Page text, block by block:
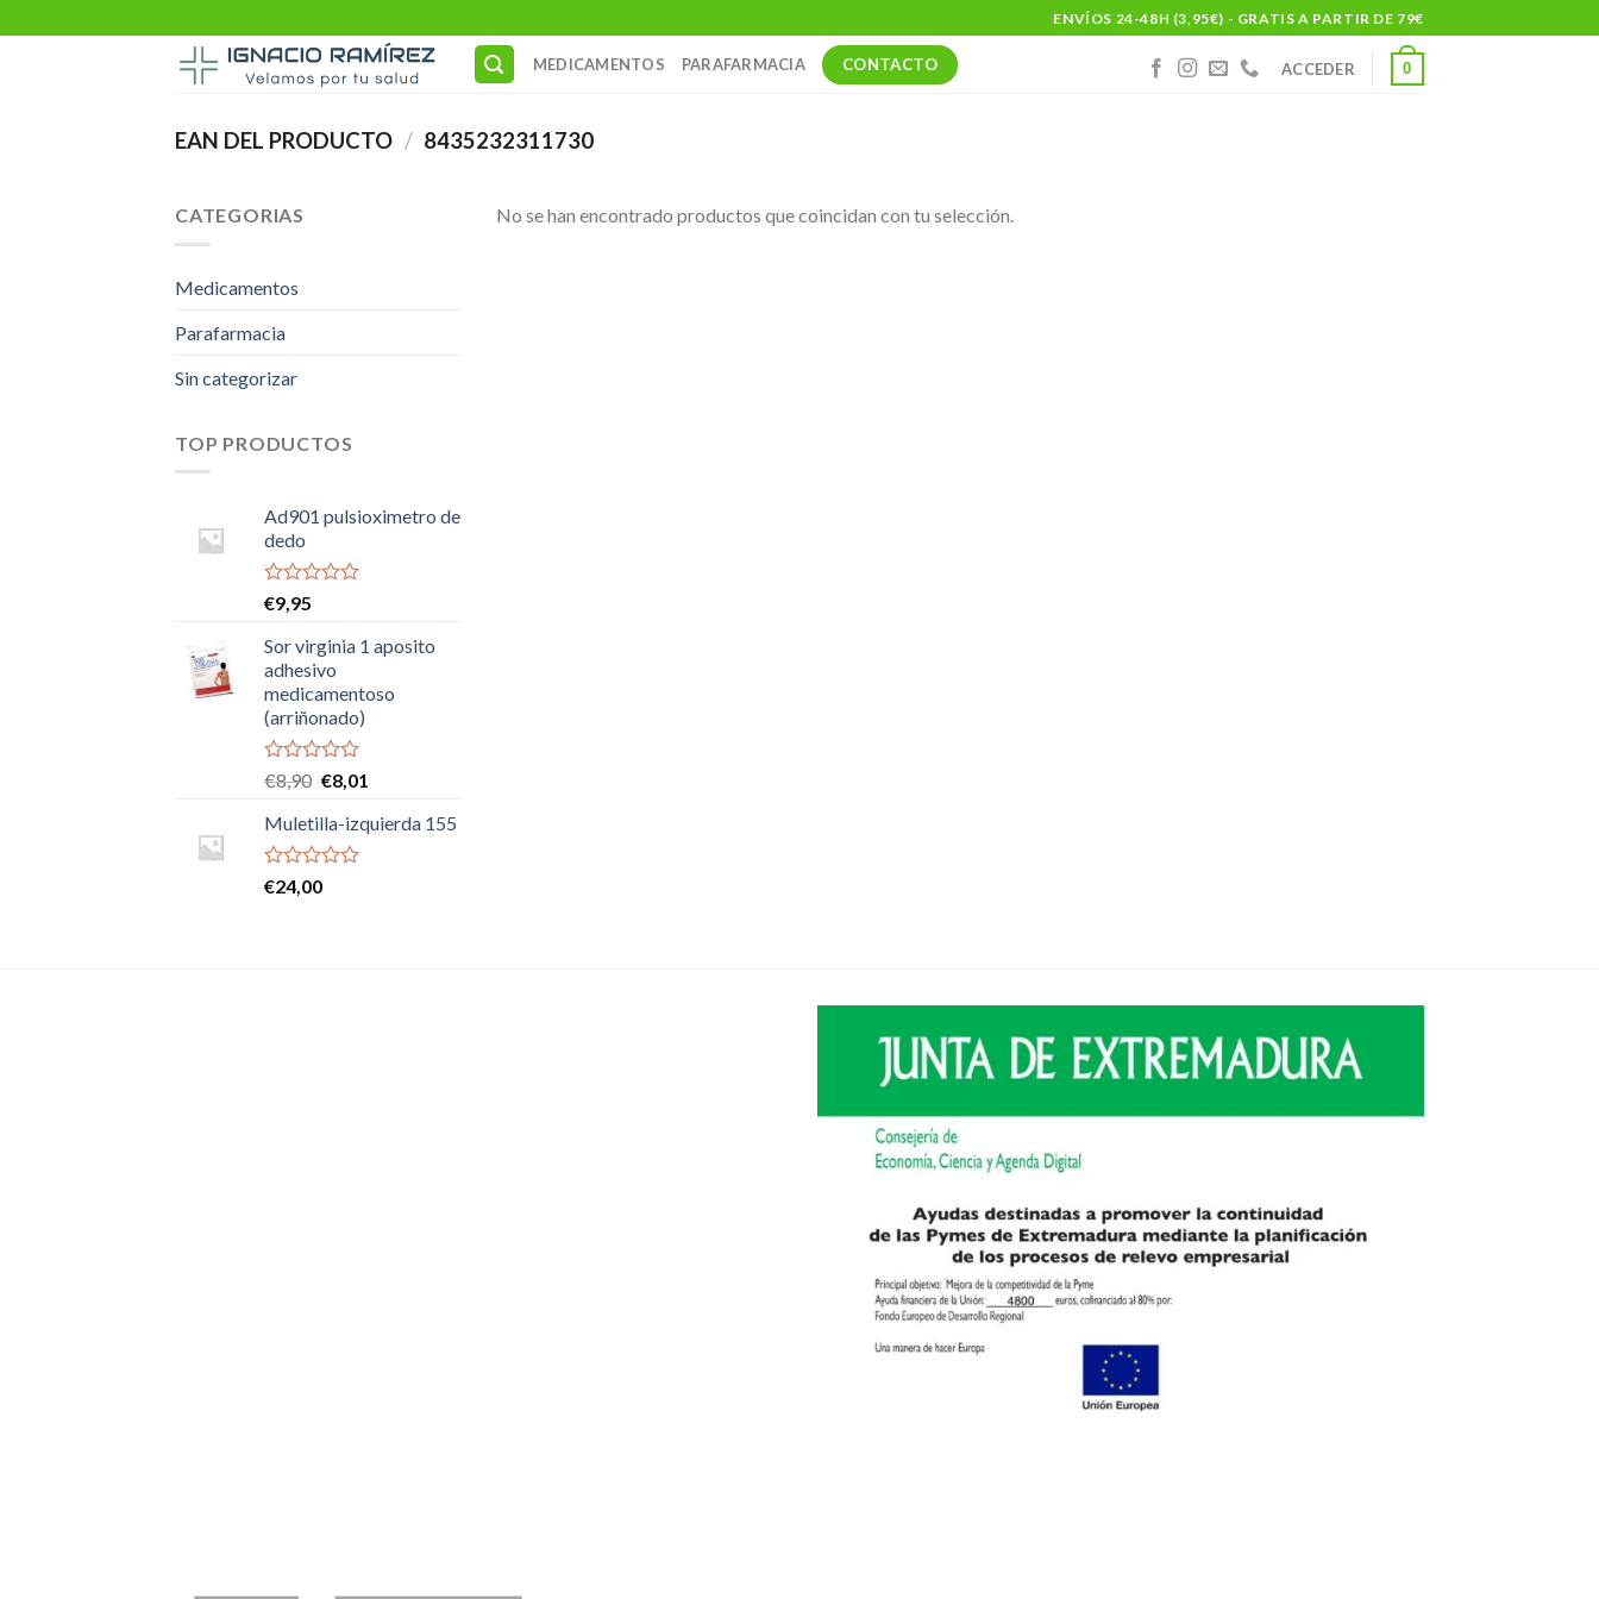
to
ENVÍOS 24-48H (3,95€) - GRATIS A PARTIR DE 79€
MEDICAMENTOS PARAFARMACIA CONTACTO ACCEDER 0
EAN DEL PRODUCTO / 8435232311730
CATEGORIAS
Medicamentos
Parafarmacia
Sin categorizar
TOP PRODUCTOS
Ad901 pulsioximetro de
dedo
Valorado
con
0
de
5
€9,95
Sor virginia 1 aposito
adhesivo
medicamentoso
(arriñonado)
Valorado
con
0
de
5
€8,90 El
original
era:
€8,90.
€8,01
actual
Muletilla-izquierda 155
Valorado
€24,00
No se han encontrado productos que coincidan con tu selección.